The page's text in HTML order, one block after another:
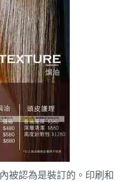
被認為是裝訂的。印刷和